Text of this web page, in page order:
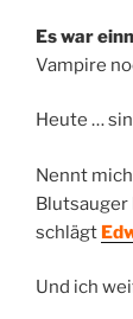
Es war
Vampire
Heute …
Nennt
Blutsauger
schlägt
Und ich